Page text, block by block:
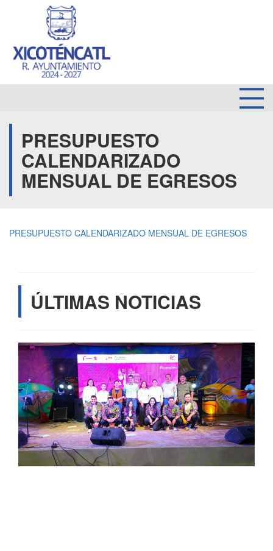
PRESUPUESTO
CALENDARIZADO
MENSUAL DE EGRESOS
PRESUPUESTO CALENDARIZADO MENSUAL DE EGRESOS
ÚLTIMAS NOTICIAS